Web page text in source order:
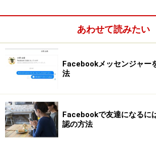
Shiftキーを押しながらEnterキーを押せば
2. コメント内で「いいね！
る
あわせて読みたい
Facebookメッセンジャー
法
Facebookで友達になるに
認の方法